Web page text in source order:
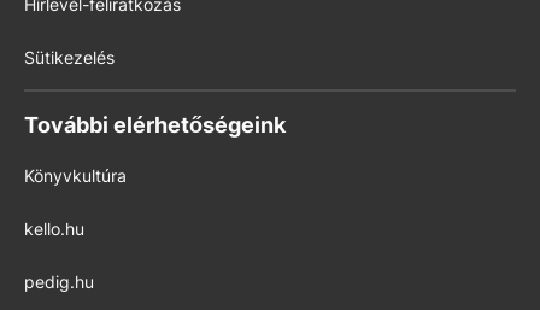
Hírlevél-feliratkozás
Sütikezelés
További elérhetőségeink
Könyvkultúra
kello.hu
pedig.hu